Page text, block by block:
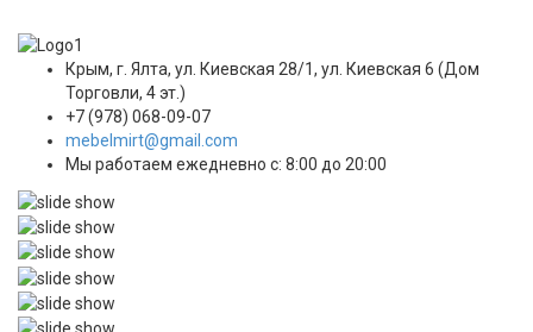
Крым, г. Ялта, ул. Киевская 28/1, ул. Киевская 6 (Дом
Торговли, 4 эт.)
+7 (978) 068-09-07
mebelmirt@gmail.com
Мы работаем ежедневно с: 8:00 до 20:00